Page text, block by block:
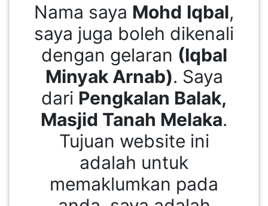
Nama saya Mohd Iqbal,
saya juga boleh dikenali
dengan gelaran (Iqbal
Minyak Arnab). Saya
dari Pengkalan Balak,
Masjid Tanah Melaka.
Tujuan website ini
adalah untuk
memaklumkan pada